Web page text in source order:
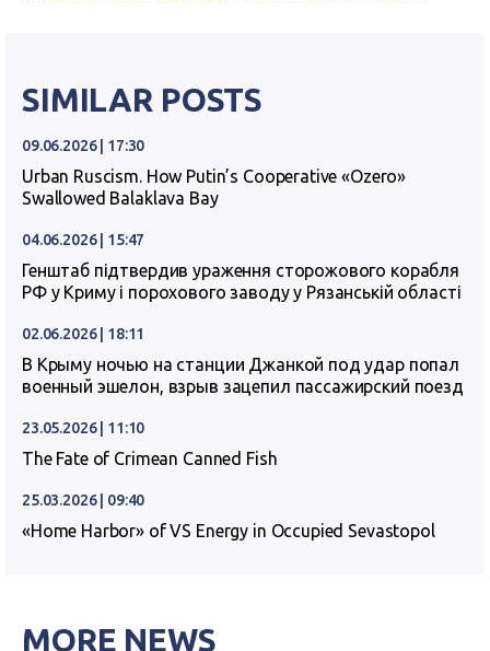
SIMILAR POSTS
09.06.2026 | 17:30
Urban Ruscism. How Putin’s Cooperative «Ozero»
Swallowed Balaklava Bay
04.06.2026 | 15:47
Генштаб підтвердив ураження сторожового корабля
РФ у Криму і порохового заводу у Рязанській області
02.06.2026 | 18:11
В Крыму ночью на станции Джанкой под удар попал
военный эшелон, взрыв зацепил пассажирский поезд
23.05.2026 | 11:10
The Fate of Crimean Canned Fish
25.03.2026 | 09:40
«Home Harbor» of VS Energy in Occupied Sevastopol
MORE NEWS